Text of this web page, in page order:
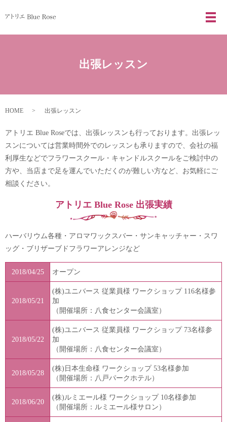
メ
出張レッスン
HOME 出張レッスン
アトリエ Blue Roseでは、出張レッスンも行っております。出張レッ
スンについては営業時間外でのレッスンも承りますので、会社の福
利厚生などでフラワースクール・キャンドルスクールをご検討中の
方や、当店まで足を運んでいただくのが難しい方など、お気軽にご
相談ください。
アトリエ Blue Rose 出張実績
ハーバリウム各種・アロマワックスバー・サンキャッチャー・スワ
ッグ・ブリザーブドフラワーアレンジなど
2018/04/25 オープン
2018/05/21
(株)ユニバース 従業員様 ワークショップ 116名様参
加
（開催場所：八食センター会議室）
2018/05/22
(株)ユニバース 従業員様 ワークショップ 73名様参
加
（開催場所：八食センター会議室）
2018/05/28
(株)日本生命様 ワークショップ 53名様参加
（開催場所：八戸パークホテル）
2018/06/20
(株)ルミエール様 ワークショップ 10名様参加
（開催場所：ルミエール様サロン）